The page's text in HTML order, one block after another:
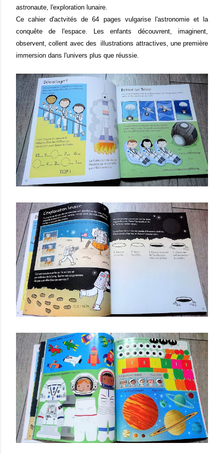
astronaute, l'exploration lunaire.
Ce cahier d'actvités de 64 pages vulgarise l'astronomie et la
conquête de l'espace. Les enfants découvrent, imaginent,
observent, collent avec des illustrations attractives, une première
immersion dans l'univers plus que réussie.